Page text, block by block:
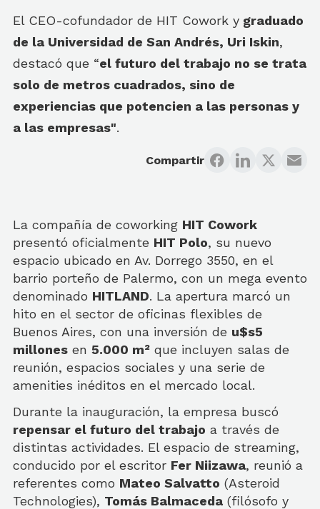
El CEO-cofundador de HIT Cowork y graduado
de la Universidad de San Andrés, Uri Iskin,
destacó que “el futuro del trabajo no se trata
solo de metros cuadrados, sino de
experiencias que potencien a las personas y
a las empresas".
Compartir
La compañía de coworking HIT Cowork
presentó oficialmente HIT Polo, su nuevo
espacio ubicado en Av. Dorrego 3550, en el
barrio porteño de Palermo, con un mega evento
denominado HITLAND. La apertura marcó un
hito en el sector de oficinas flexibles de
Buenos Aires, con una inversión de u$s5
millones en 5.000 m² que incluyen salas de
reunión, espacios sociales y una serie de
amenities inéditos en el mercado local.
Durante la inauguración, la empresa buscó
repensar el futuro del trabajo a través de
distintas actividades. El espacio de streaming,
conducido por el escritor Fer Niizawa, reunió a
referentes como Mateo Salvatto (Asteroid
Technologies), Tomás Balmaceda (filósofo y